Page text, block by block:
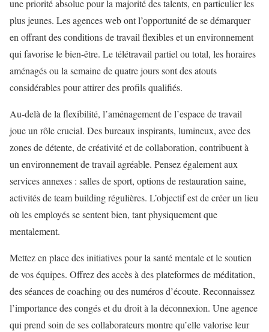
une priorité absolue pour la majorité des talents, en particulier les
plus jeunes. Les agences web ont l’opportunité de se démarquer
en offrant des conditions de travail flexibles et un environnement
qui favorise le bien-être. Le télétravail partiel ou total, les horaires
aménagés ou la semaine de quatre jours sont des atouts
considérables pour attirer des profils qualifiés.
Au-delà de la flexibilité, l’aménagement de l’espace de travail
joue un rôle crucial. Des bureaux inspirants, lumineux, avec des
zones de détente, de créativité et de collaboration, contribuent à
un environnement de travail agréable. Pensez également aux
services annexes : salles de sport, options de restauration saine,
activités de team building régulières. L’objectif est de créer un lieu
où les employés se sentent bien, tant physiquement que
mentalement.
Mettez en place des initiatives pour la santé mentale et le soutien
de vos équipes. Offrez des accès à des plateformes de méditation,
des séances de coaching ou des numéros d’écoute. Reconnaissez
l’importance des congés et du droit à la déconnexion. Une agence
qui prend soin de ses collaborateurs montre qu’elle valorise leur